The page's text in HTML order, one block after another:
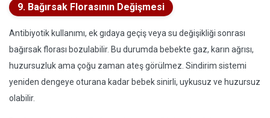
9. Bağırsak Florasının Değişmesi
Antibiyotik kullanımı, ek gıdaya geçiş veya su değişikliği sonrası
bağırsak florası bozulabilir. Bu durumda bebekte gaz, karın ağrısı,
huzursuzluk ama çoğu zaman ateş görülmez. Sindirim sistemi
yeniden dengeye oturana kadar bebek sinirli, uykusuz ve huzursuz
olabilir.